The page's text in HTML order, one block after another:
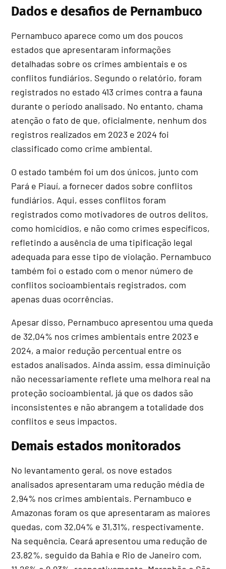
Dados e desafios de Pernambuco
Pernambuco aparece como um dos poucos
estados que apresentaram informações
detalhadas sobre os crimes ambientais e os
conflitos fundiários. Segundo o relatório, foram
registrados no estado 413 crimes contra a fauna
durante o período analisado. No entanto, chama
atenção o fato de que, oficialmente, nenhum dos
registros realizados em 2023 e 2024 foi
classificado como crime ambiental.
O estado também foi um dos únicos, junto com
Pará e Piauí, a fornecer dados sobre conflitos
fundiários. Aqui, esses conflitos foram
registrados como motivadores de outros delitos,
como homicídios, e não como crimes específicos,
refletindo a ausência de uma tipificação legal
adequada para esse tipo de violação. Pernambuco
também foi o estado com o menor número de
conflitos socioambientais registrados, com
apenas duas ocorrências.
Apesar disso, Pernambuco apresentou uma queda
de 32,04% nos crimes ambientais entre 2023 e
2024, a maior redução percentual entre os
estados analisados. Ainda assim, essa diminuição
não necessariamente reflete uma melhora real na
proteção socioambiental, já que os dados são
inconsistentes e não abrangem a totalidade dos
conflitos e seus impactos.
Demais estados monitorados
No levantamento geral, os nove estados
analisados apresentaram uma redução média de
2,94% nos crimes ambientais. Pernambuco e
Amazonas foram os que apresentaram as maiores
quedas, com 32,04% e 31,31%, respectivamente.
Na sequência, Ceará apresentou uma redução de
23,82%, seguido da Bahia e Rio de Janeiro com,